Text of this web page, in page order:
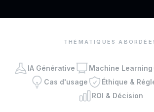
THÉMATIQUES
IA Générative Machine Learning
Cas d'usage
Éthique &
ROI & Décision